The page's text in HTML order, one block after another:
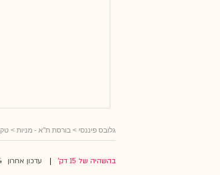
גלובס פיננסי > בורסת ת"א - מניות >
בהשהיה של 15 דק' עדכון אחרון